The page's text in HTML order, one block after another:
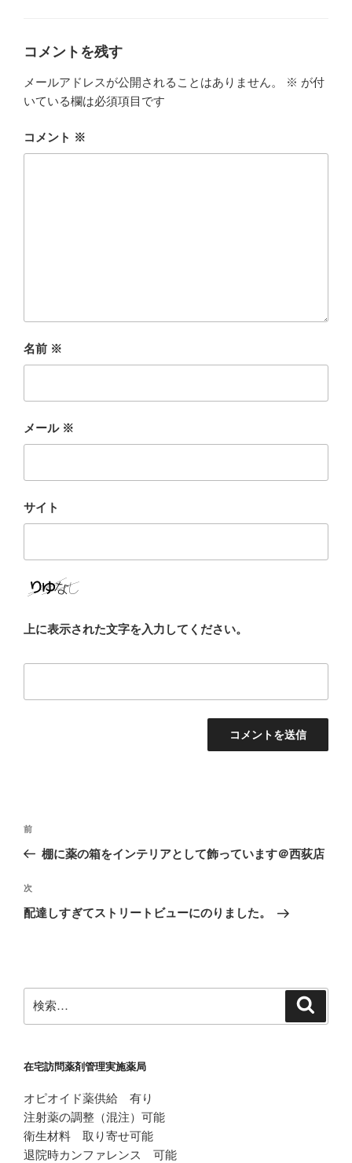
コメントを残す
メールアドレスが公開されることはありません。 ※ が付
いている欄は必須項目です
コメント ※
名前 ※
メール ※
サイト
上に表示された文字を入力してください。
投
ビ
ゲ
ン
前
の
稿
前
棚に薬の箱をインテリアとして飾っています＠西荻店
次
の
次
配達しすぎてストリートビューにのりました。
索:
在宅訪問薬剤管理実施薬局
オピオイド薬供給 有り
注射薬の調整（混注）可能
衛生材料 取り寄せ可能
退院時カンファレンス 可能